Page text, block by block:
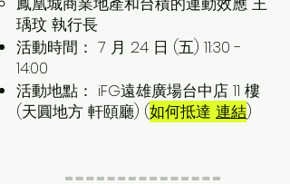
瑀玟 執行長
活動時間： 7 月 24 日 (五) 11:30 -
14:00
活動地點： iFG遠雄廣場台中店 11 樓
(天圓地方 軒頤廳) (如何抵達 連結)